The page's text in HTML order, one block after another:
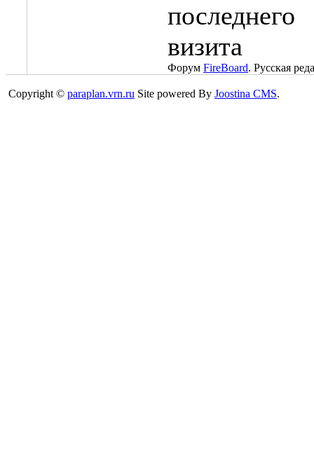
последнего
визита
Форум FireBoard. Русская
Copyright © paraplan.vrn.ru Site powered By Joostina CMS.